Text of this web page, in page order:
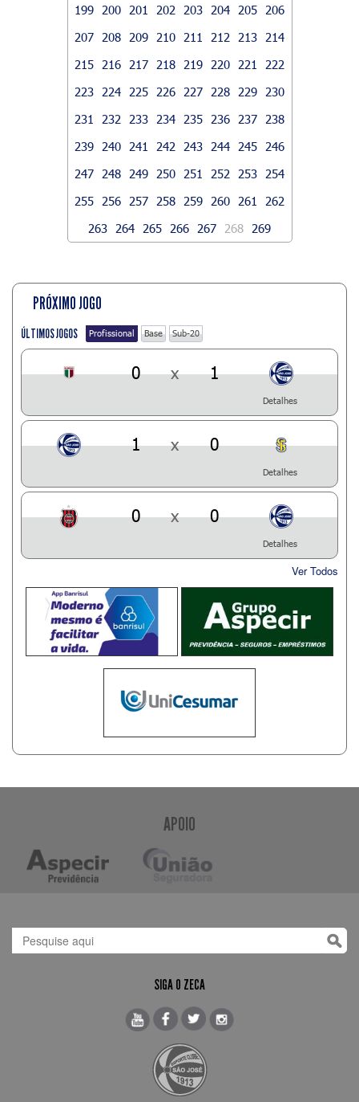
199
200 201 202 203 204 205
206
207
208 209 210 211 212 213
214
215
216 217 218 219 220 221
222
223
224 225 226 227 228 229
230
231
232 233 234 235 236 237
238
239
240 241 242 243 244 245
246
247
248 249 250 251 252 253
254
255
256 257 258 259 260 261
262
263
264 265 266 267 268 269
PRÓXIMO JOGO
ÚLTIMOS JOGOS Profissional Base Sub-20
0 x 1
Detalhes
1 x 0
Detalhes
0 x 0
Detalhes
Ver Todos
APOIO
SIGA O ZECA